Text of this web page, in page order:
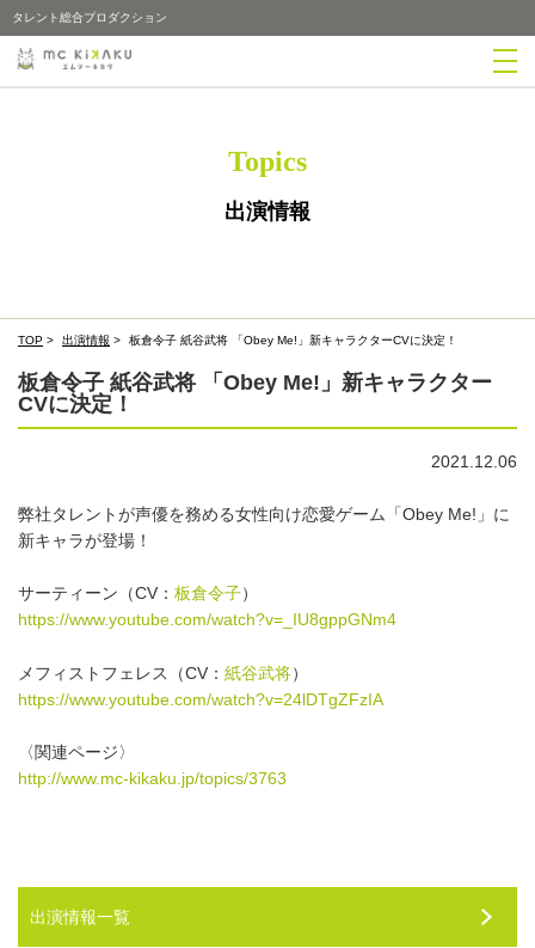
タレント総合プロダクション
Topics
出演情報
TOP > 出演情報 > 板倉令子 紙谷武将 「Obey Me!」新キャラクターCVに決定！
板倉令子 紙谷武将 「Obey Me!」新キャラクター
CVに決定！
2021.12.06
弊社タレントが声優を務める女性向け恋愛ゲーム「Obey Me!」に
新キャラが登場！
サーティーン（CV： 板倉令子）
https://www.youtube.com/watch?v=_IU8gppGNm4
メフィストフェレス（CV： 紙谷武将）
https://www.youtube.com/watch?v=24lDTgZFzIA
〈関連ページ〉
http://www.mc-kikaku.jp/topics/3763
出演情報一覧